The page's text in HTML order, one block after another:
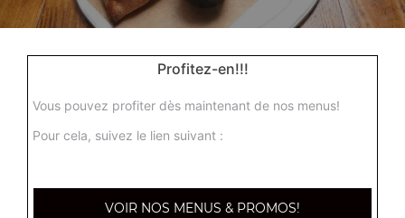
Nos Zap'dwichs
zap' merguez, zap' steak, zap' thon, ...
+
Profitez-en!!!
Vous pouvez profiter dès maintenant de nos menus!
Pour cela, suivez le lien suivant :
VOIR NOS MENUS & PROMOS!